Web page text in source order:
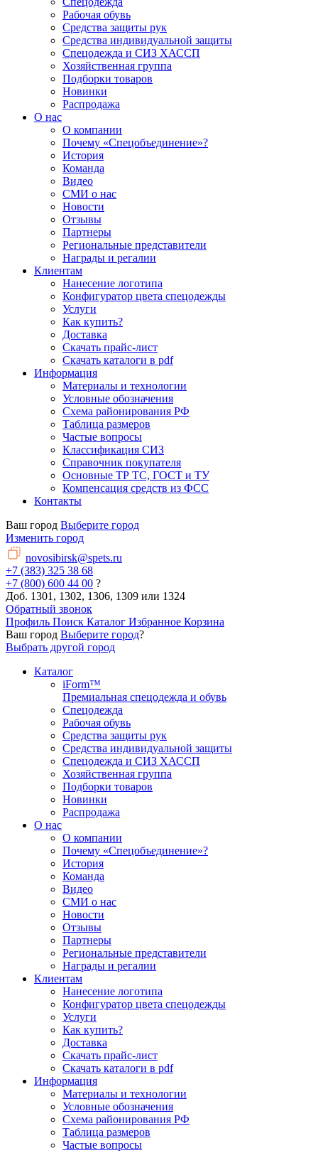
Рабочая обувь
Средства защиты рук
Средства индивидуальной защиты
Спецодежда и СИЗ ХАССП
Хозяйственная группа
Подборки товаров
Новинки
Распродажа
О нас
О компании
Почему «Спецобъединение»?
История
Команда
Видео
СМИ о нас
Новости
Отзывы
Партнеры
Региональные представители
Награды и регалии
Клиентам
Нанесение логотипа
Конфигуратор цвета спецодежды
Услуги
Как купить?
Доставка
Скачать прайс-лист
Скачать каталоги в pdf
Информация
Материалы и технологии
Условные обозначения
Схема районирования РФ
Таблица размеров
Частые вопросы
Классификация СИЗ
Справочник покупателя
Основные ТР ТС, ГОСТ и ТУ
Компенсация средств из ФСС
Контакты
Ваш город Выберите город
Изменить город
novosibirsk@spets.ru
+7 (383) 325 38 68
+7 (800) 600 44 00 ?
Доб. 1301, 1302, 1306, 1309 или 1324
Обратный звонок
Профиль Поиск Каталог Избранное Корзина
Ваш город Выберите город?
Выбрать другой город
Каталог
iForm™
Премиальная спецодежда и обувь
Спецодежда
Рабочая обувь
Средства защиты рук
Средства индивидуальной защиты
Спецодежда и СИЗ ХАССП
Хозяйственная группа
Подборки товаров
Новинки
Распродажа
О нас
О компании
Почему «Спецобъединение»?
История
Команда
Видео
СМИ о нас
Новости
Отзывы
Партнеры
Региональные представители
Награды и регалии
Клиентам
Нанесение логотипа
Конфигуратор цвета спецодежды
Услуги
Как купить?
Доставка
Скачать прайс-лист
Скачать каталоги в pdf
Информация
Материалы и технологии
Условные обозначения
Схема районирования РФ
Таблица размеров
Частые вопросы